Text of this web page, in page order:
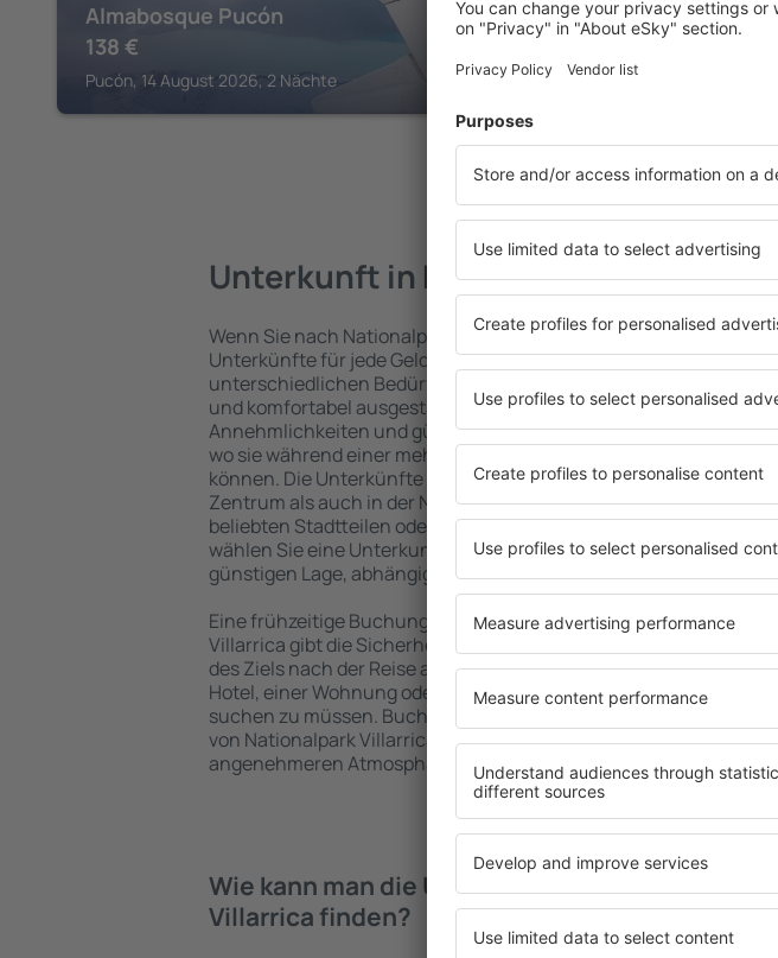
Almabosque Pucón
138 €
Pucón, 14 August 2026, 2 Nächte
Alto Terralis
Pucón, 14 August 2026, 2
Mehr Angebote
Unterkunft in Nationalpark Villarrica
Wenn Sie nach Nationalpark Villarrica reisen, finden Sie
Unterkünfte für jede Geldtasche, die für Touristen mit
unterschiedlichen Bedürfnissen abgestimmt sind. Geräumige
und komfortabel ausgestattete Einrichtungen mit vielen
Annehmlichkeiten und günstige Hostels erwarten die Besucher,
wo sie während einer mehrtägigen Städtereise übernachten
können. Die Unterkünfte in Nationalpark Villarrica sind sowohl im
Zentrum als auch in der Nähe des Flughafens und in weniger
beliebten Stadtteilen oder Regionen verfügbar. Dank dessen
wählen Sie eine Unterkunft in Nationalpark Villarrica in einer
günstigen Lage, abhängig von Ihren weiteren Vorhaben.
Eine frühzeitige Buchung der Unterkunft in Nationalpark
Villarrica gibt die Sicherheit, dass Sie sich nach dem Erreichen
des Ziels nach der Reise ausruhen können, ohne nach einem
Hotel, einer Wohnung oder einem anderen Objekt für Reisende
suchen zu müssen. Buchen Sie Ihre Unterkunft vor dem Besuch
von Nationalpark Villarrica und Ihre Reise wird in einer
angenehmeren Atmosphäre verlaufen.
Wie kann man die Unterkünfte in Nationalpark
Villarrica finden?